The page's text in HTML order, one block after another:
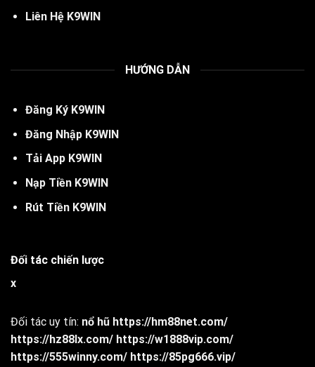
Liên Hệ K9WIN
HƯỚNG DẪN
Đăng Ký K9WIN
Đăng Nhập K9WIN
Tải App K9WIN
Nạp Tiền K9WIN
Rút Tiền K9WIN
Đối tác chiến lược
x
Đối tác uy tín: nổ hũ https://hm88net.com/
https://hz88lx.com/ https://w1888vip.com/
https://555winny.com/ https://85pg666.vip/